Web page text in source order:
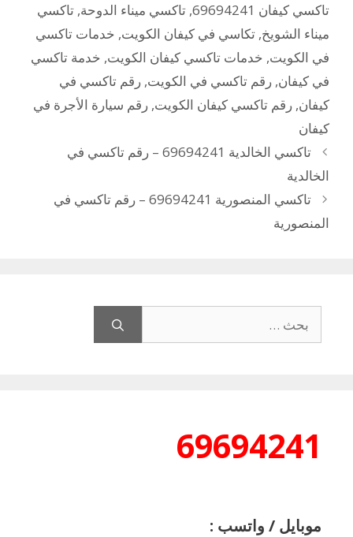
تاكسي كيفان 69694241
, تاكسي ميناء الدوحة, تاكسي
ميناء الشويخ, تكاسي في كيفان الكويت, خدمات تاكسي
في الكويت, خدمات تاكسي كيفان الكويت, خدمة تاكسي
في كيفان, رقم تاكسي في الكويت, رقم تاكسي في
كيفان, رقم تاكسي كيفان الكويت, رقم سيارة الأجرة في
كيفان
تاكسي الخالدية 69694241 – رقم تاكسي في
الخالدية
تاكسي المنصورية 69694241 – رقم تاكسي في
المنصورية
عن:
69694241
موبايل / واتسب :